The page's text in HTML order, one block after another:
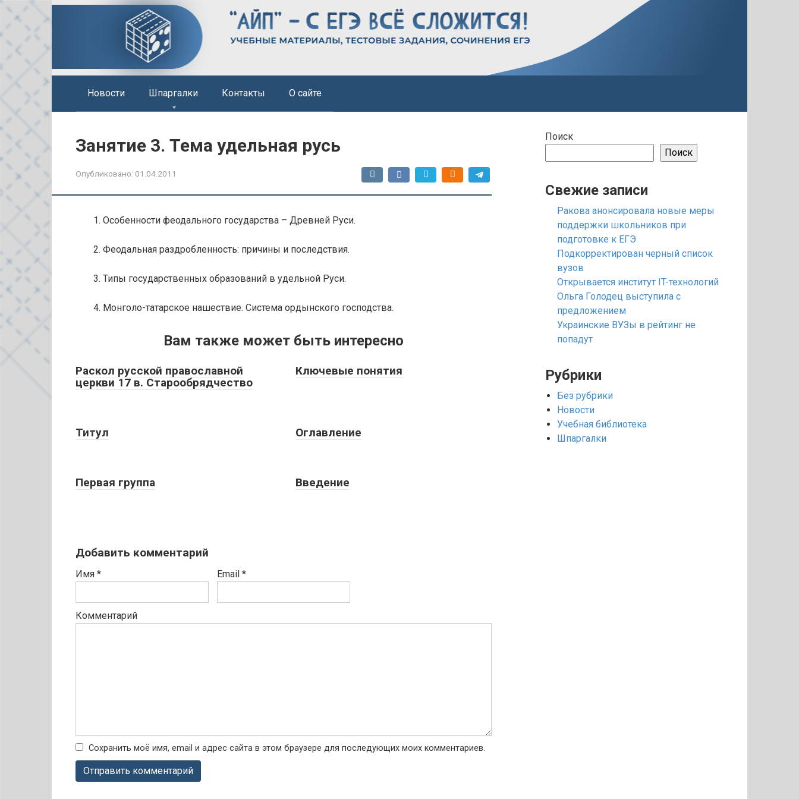
Перейти
контенту
Новости Шпаргалки Контакты О сайте
Занятие 3. Тема удельная русь
Опубликовано: 01.04.2011
1. Особенности феодального государства – Древней Руси.
2. Феодальная раздробленность: причины и последствия.
3. Типы государственных образований в удельной Руси.
4. Монголо-татарское нашествие. Система ордынского господства.
Вам также может быть интересно
Раскол русской православной
церкви 17 в. Старообрядчество
Ключевые понятия
Титул Оглавление
Первая группа Введение
Добавить комментарий
Имя * Email *
Комментарий
Сохранить моё имя, email и адрес сайта в этом браузере для последующих моих комментариев.
Поиск
Поиск
Свежие записи
Ракова анонсировала новые меры
поддержки школьников при
подготовке к ЕГЭ
Подкорректирован черный список
вузов
Открывается институт IT-технологий
Ольга Голодец выступила с
предложением
Украинские ВУЗы в рейтинг не
попадут
Рубрики
Без рубрики
Новости
Учебная библиотека
Шпаргалки